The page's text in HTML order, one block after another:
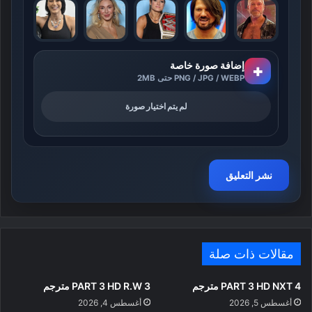
+ إضافة صورة خاصة
PNG / JPG / WEBP حتى 2MB
لم يتم اختيار صورة
مقالات ذات صلة
PART 3 HD NXT 4 مترجم
أغسطس 5, 2026
PART 3 HD R.W 3 مترجم
أغسطس 4, 2026